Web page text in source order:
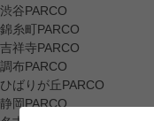
渋谷PARCO
錦糸町PARCO
吉祥寺PARCO
調布PARCO
ひばりが丘PARCO
静岡PARCO